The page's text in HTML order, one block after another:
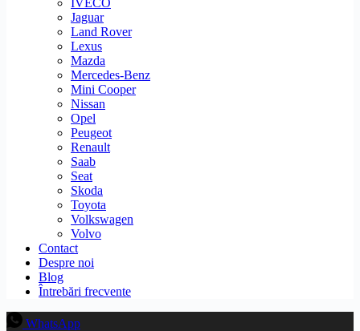
IVECO
Jaguar
Land Rover
Lexus
Mazda
Mercedes-Benz
Mini Cooper
Nissan
Opel
Peugeot
Renault
Saab
Seat
Skoda
Toyota
Volkswagen
Volvo
Contact
Despre noi
Blog
Întrebări frecvente
WhatsApp